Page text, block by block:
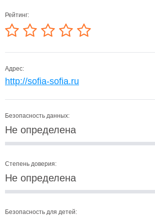
Рейтинг:
Адрес:
http://sofia-sofia.ru
Безопасность данных:
Не определена
Степень доверия:
Не определена
Безопасность для детей: